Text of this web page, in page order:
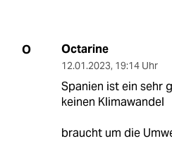
O Octarine
12.01.2023, 19:14 Uhr
Spanien ist ein sehr
keinen Klimawandel
braucht um die